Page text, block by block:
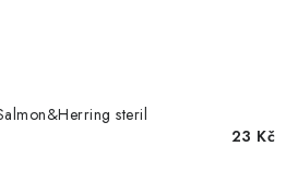
steril
23 Kč